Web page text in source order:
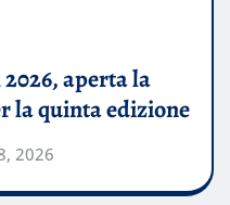
aperta la
la quinta edizione
2026